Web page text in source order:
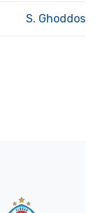
S. Ghoddos